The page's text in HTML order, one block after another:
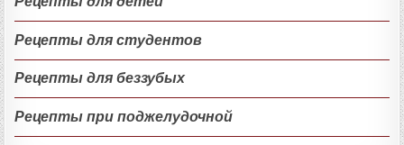
Рецепты для студентов
Рецепты для беззубых
Рецепты при поджелудочной